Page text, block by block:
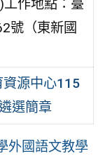
作地點：臺
號（東新國
源中心115
選簡章
外國語文教學